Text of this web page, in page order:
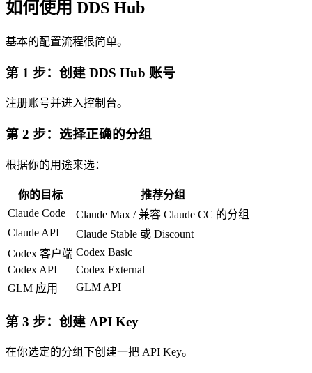
如何使用 DDS Hub
基本的配置流程很简单。
第 1 步：创建 DDS Hub 账号
注册账号并进入控制台。
第 2 步：选择正确的分组
根据你的用途来选：
你的目标
推荐分组
Claude Code
Claude Max / 兼容 Claude CC 的分组
Claude API
Claude Stable 或 Discount
Codex 客户端 Codex Basic
Codex API
Codex External
GLM 应用
GLM API
第 3 步：创建 API Key
在你选定的分组下创建一把 API Key。